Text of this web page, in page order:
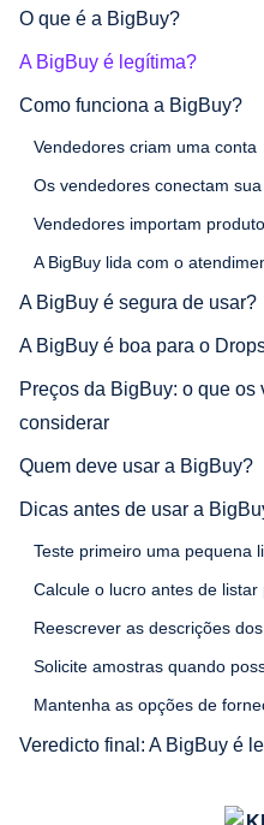
O que é a BigBuy?
A BigBuy é legítima?
Como funciona a BigBuy?
Vendedores criam uma conta
Os vendedores conectam
Vendedores importam
A BigBuy lida com o
A BigBuy é segura de usar?
A BigBuy é boa para o
Preços da BigBuy: o que os
considerar
Quem deve usar a BigBuy?
Dicas antes de usar a
Teste primeiro uma pequena
Calcule o lucro antes de listar
Reescrever as descrições
Solicite amostras quando
Mantenha as opções de
Veredicto final: A BigBuy é